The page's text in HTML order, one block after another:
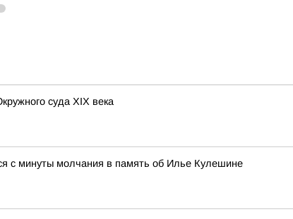
суда XIX века
с минуты молчания в память об Илье Кулешине